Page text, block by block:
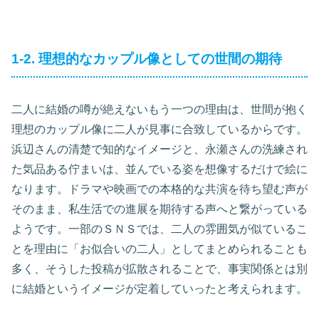
1-2. 理想的なカップル像としての世間の期待
二人に結婚の噂が絶えないもう一つの理由は、世間が抱く
理想のカップル像に二人が見事に合致しているからです。
浜辺さんの清楚で知的なイメージと、永瀬さんの洗練され
た気品ある佇まいは、並んでいる姿を想像するだけで絵に
なります。ドラマや映画での本格的な共演を待ち望む声が
そのまま、私生活での進展を期待する声へと繋がっている
ようです。一部のＳＮＳでは、二人の雰囲気が似ているこ
とを理由に「お似合いの二人」としてまとめられることも
多く、そうした投稿が拡散されることで、事実関係とは別
に結婚というイメージが定着していったと考えられます。